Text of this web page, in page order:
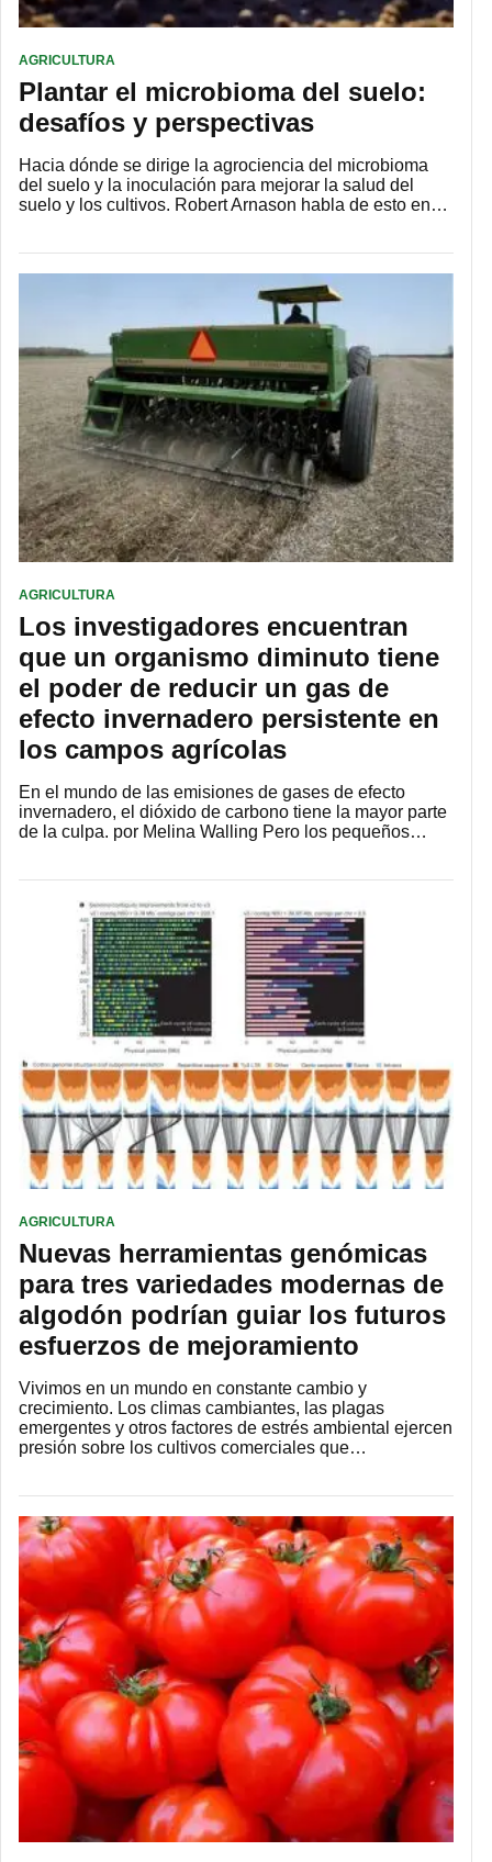
AGRICULTURA
Plantar el microbioma del suelo:
desafíos y perspectivas
Hacia dónde se dirige la agrociencia del microbioma
del suelo y la inoculación para mejorar la salud del
suelo y los cultivos. Robert Arnason habla de esto en…
AGRICULTURA
Los investigadores encuentran
que un organismo diminuto tiene
el poder de reducir un gas de
efecto invernadero persistente en
los campos agrícolas
En el mundo de las emisiones de gases de efecto
invernadero, el dióxido de carbono tiene la mayor parte
de la culpa. por Melina Walling Pero los pequeños…
AGRICULTURA
Nuevas herramientas genómicas
para tres variedades modernas de
algodón podrían guiar los futuros
esfuerzos de mejoramiento
Vivimos en un mundo en constante cambio y
crecimiento. Los climas cambiantes, las plagas
emergentes y otros factores de estrés ambiental ejercen
presión sobre los cultivos comerciales que…